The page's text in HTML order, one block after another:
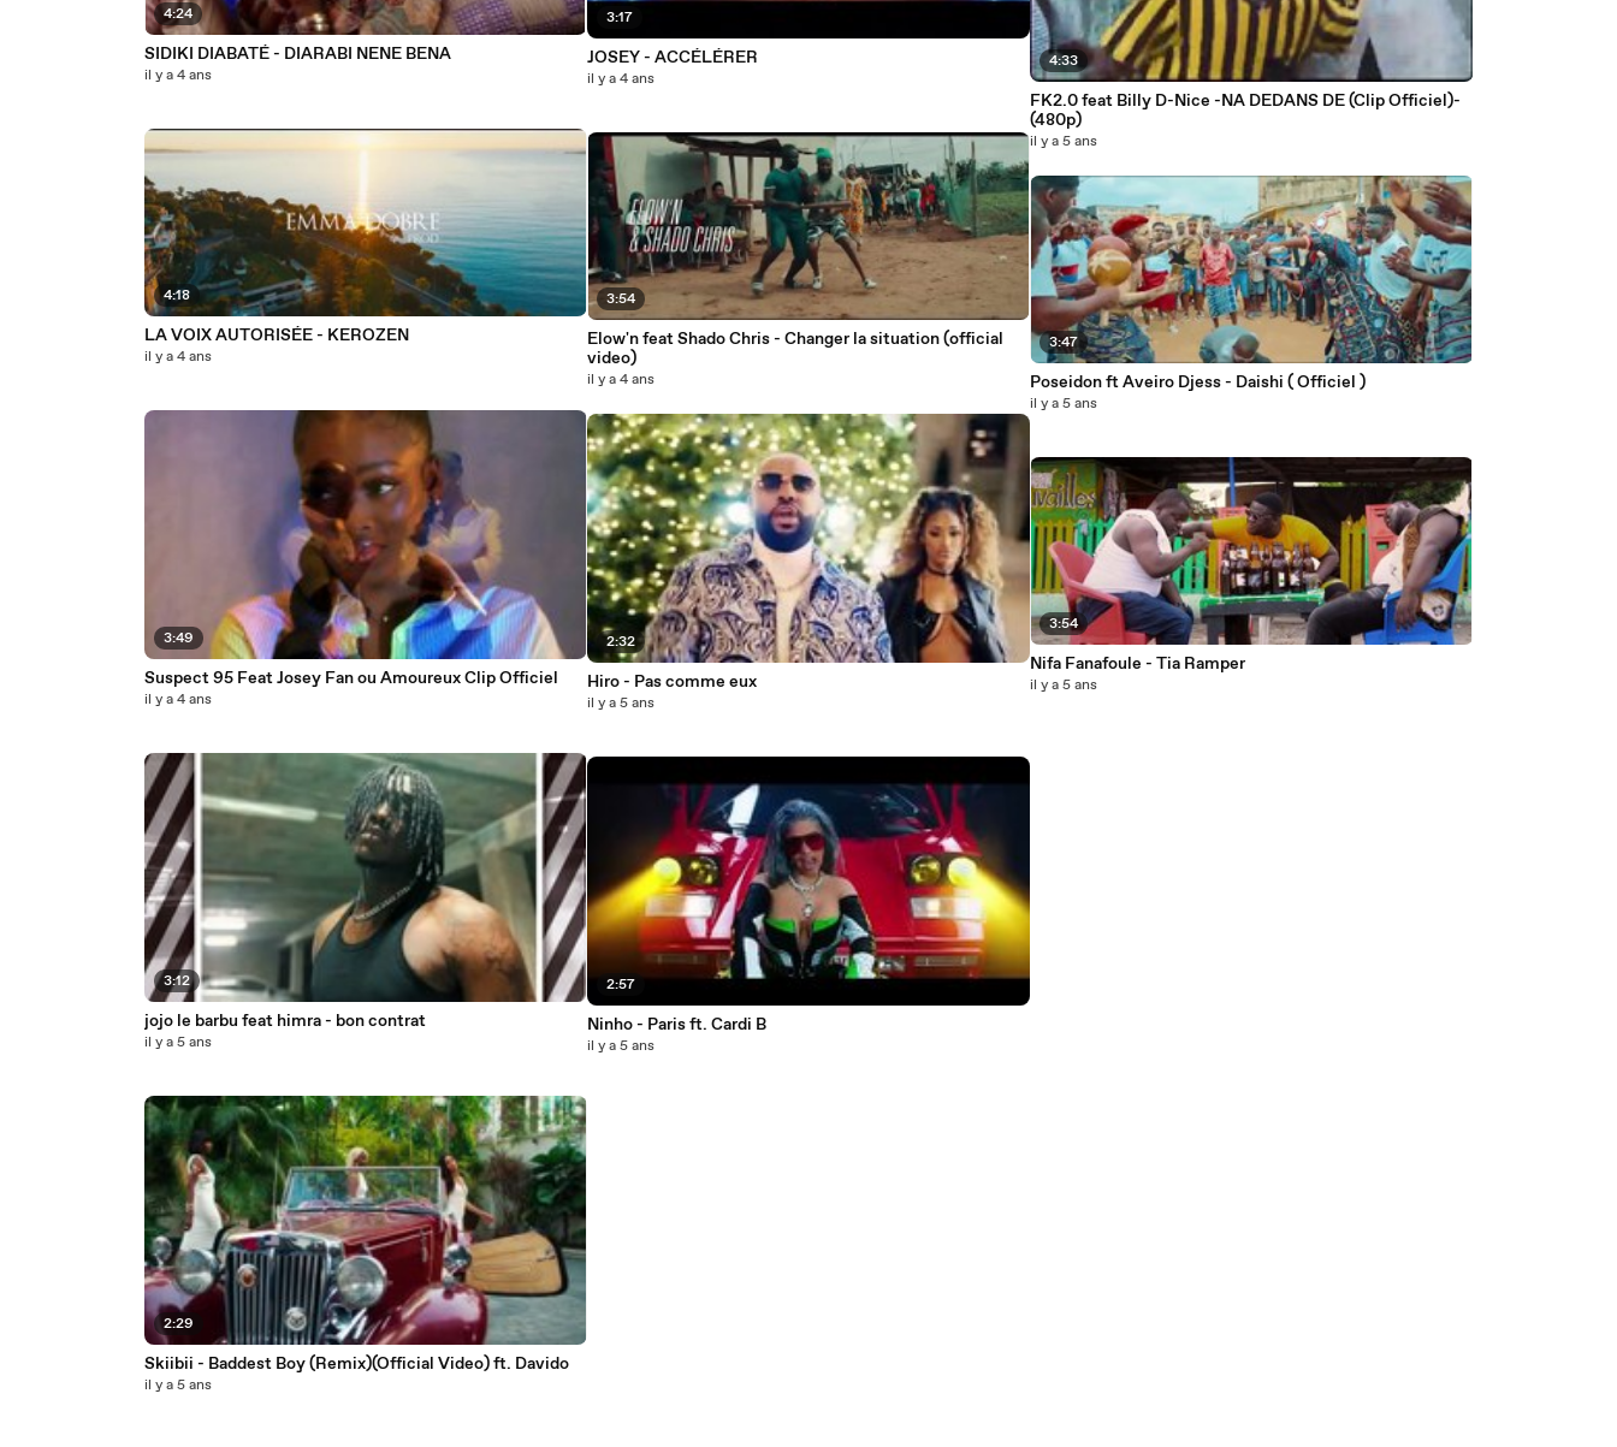
4:24
SIDIKI DIABATÉ - DIARABI NENE BENA
il y a 4 ans
4:18
LA VOIX AUTORISÉE - KEROZEN
il y a 4 ans
3:49
Suspect 95 Feat Josey Fan ou Amoureux Clip Officiel
il y a 4 ans
3:12
jojo le barbu feat himra - bon contrat
il y a 5 ans
2:29
Skiibii - Baddest Boy (Remix)(Official Video) ft. Davido
il y a 5 ans
3:17
JOSEY - ACCÉLÉRER
il y a 4 ans
3:54
Elow'n feat Shado Chris - Changer la situation (official
video)
il y a 4 ans
2:32
Hiro - Pas comme eux
il y a 5 ans
2:57
Ninho - Paris ft. Cardi B
il y a 5 ans
4:33
FK2.0 feat Billy D-Nice -NA DEDANS DE (Clip Officiel)-
(480p)
il y a 5 ans
3:47
Poseidon ft Aveiro Djess - Daishi ( Officiel )
il y a 5 ans
3:54
Nifa Fanafoule - Tia Ramper
il y a 5 ans